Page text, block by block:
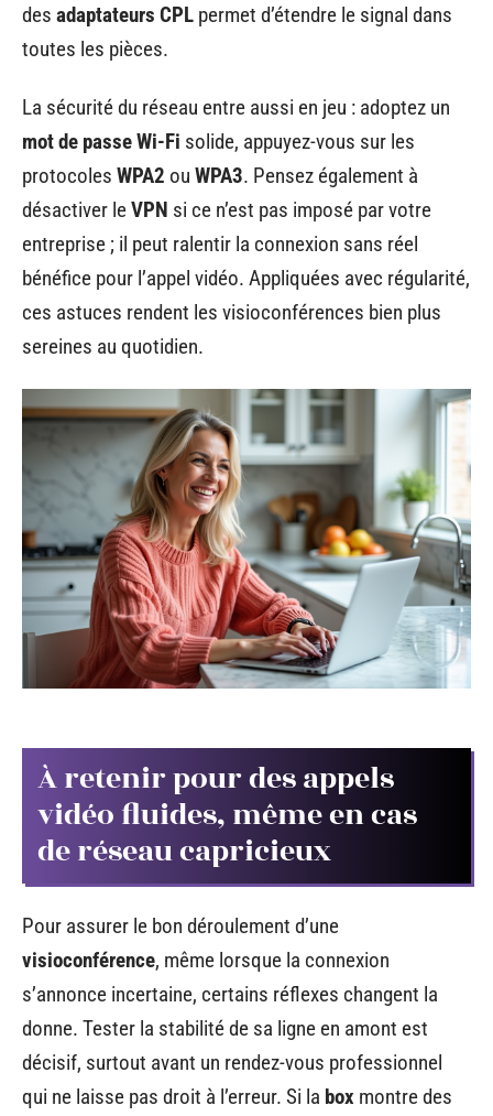
des adaptateurs CPL permet d’étendre le signal dans
toutes les pièces.
La sécurité du réseau entre aussi en jeu : adoptez un
mot de passe Wi-Fi solide, appuyez-vous sur les
protocoles WPA2 ou WPA3. Pensez également à
désactiver leVPN si ce n’est pas imposé par votre
entreprise ; il peut ralentir la connexion sans réel
bénéfice pour l’appel vidéo. Appliquées avec régularité,
ces astuces rendent les visioconférences bien plus
sereines au quotidien.
À retenir pour des appels
vidéo fluides, même en cas
de réseau capricieux
Pour assurer le bon déroulement d’une
visioconférence, même lorsque la connexion
s’annonce incertaine, certains réflexes changent la
donne. Tester la stabilité de sa ligne en amont est
décisif, surtout avant un rendez-vous professionnel
qui ne laisse pas droit à l’erreur. Si la box montre des